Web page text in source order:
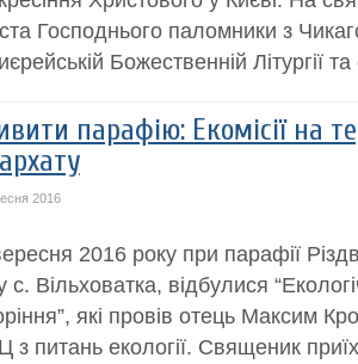
Господнього паломники з
Божественній Літургії
парафію: Екомісії на
2016
2016 року при парафії
с. Вільховатка, відбулися
які провів отець Максим
з питань екології. Священик